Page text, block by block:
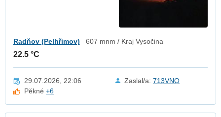
Radňov (Pelhřimov) 607 mnm / Kraj Vysočina
22.5 °C
29.07.2026, 22:06 Zaslal/a: 713VNO
Pěkné+6